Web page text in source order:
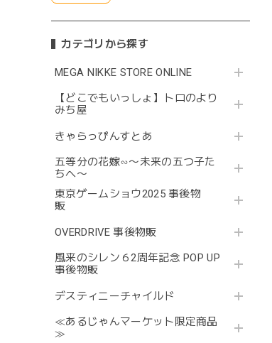
カテゴリから探す
MEGA NIKKE STORE ONLINE
【どこでもいっしょ】トロのより
みち屋
きゃらっぴんすとあ
五等分の花嫁∽〜未来の五つ子た
ちへ〜
東京ゲームショウ2025 事後物
販
OVERDRIVE 事後物販
風来のシレン６2周年記念 POP UP
事後物販
デスティニーチャイルド
≪あるじゃんマーケット限定商品
≫